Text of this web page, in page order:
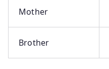
Mother
Brother